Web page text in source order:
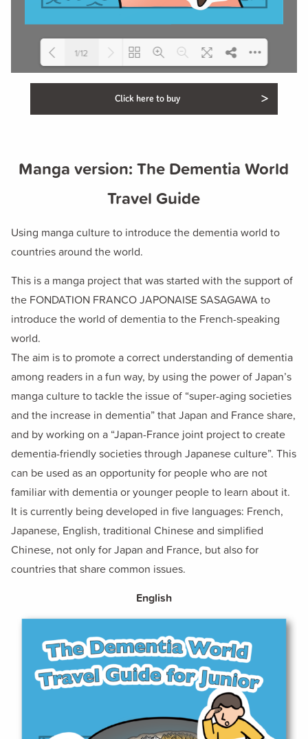
Please wait while flipbook is
DearFlip: Loading PDF 56% ...
1/12
Click here to buy
Manga version:The Dementia World
Travel Guide
Using manga culture to introduce the dementia world to
countries around the world.
This is a manga project that was started with the support of
the FONDATION FRANCO JAPONAISE SASAGAWA to
introduce the world of dementia to the French-speaking
world.
The aim is to promote a correct understanding of dementia
among readers in a fun way, by using the power of Japan’s
manga culture to tackle the issue of “super-aging societies
and the increase in dementia” that Japan and France share,
and by working on a “Japan-France joint project to create
dementia-friendly societies through Japanese culture”. This
can be used as an opportunity for people who are not
familiar with dementia or younger people to learn about it.
It is currently being developed in five languages: French,
Japanese, English, traditional Chinese and simplified
Chinese, not only for Japan and France, but also for
countries that share common issues.
English